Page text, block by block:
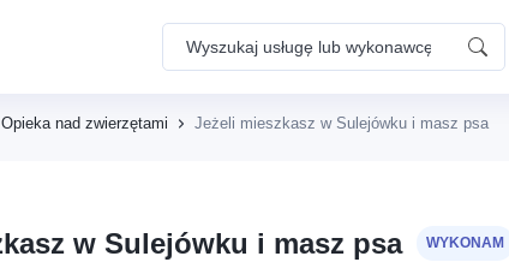
nad zwierzętami Jeżeli mieszkasz w Sulejówku i masz psa
w Sulejówku i masz psa WYKONAM